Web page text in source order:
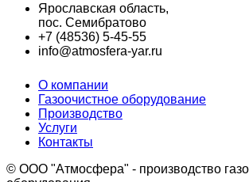
Ярославская область,
пос. Семибратово
+7 (48536) 5-45-55
info@atmosfera-yar.ru
О компании
Газоочистное оборудование
Производство
Услуги
Контакты
© OOO "Атмосфера" - производство